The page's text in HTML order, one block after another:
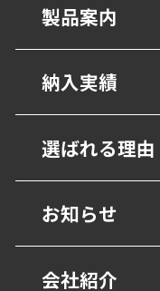
製品案内
手すり・壁面
トイレ/介護補
衝撃吸収材・保
階段ノンスリッ
歩行用誘導鋲
納入実績
公共・文化施設
学校・教育施
幼保・子育て施
医療施設
選ばれる理由
設計事務所の
お知らせ
会社紹介